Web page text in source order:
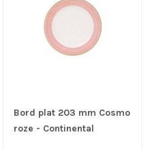
Bord plat 203 mm Cosmo
roze - Continental